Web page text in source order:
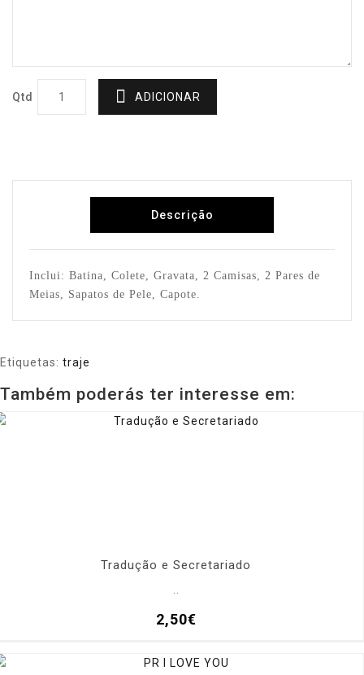
Qtd ADICIONAR
Descrição
Inclui: Batina, Colete, Gravata, 2 Camisas, 2 Pares de
Meias, Sapatos de Pele, Capote.
Etiquetas: traje
Também poderás ter interesse em:
Tradução e Secretariado
2,50€